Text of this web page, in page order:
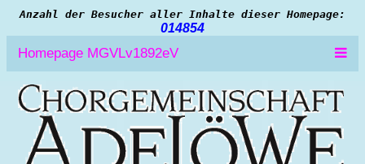
Anzahl der Besucher aller Inhalte dieser Homepage:
014854
Homepage MGVLv1892eV